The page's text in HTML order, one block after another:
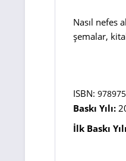
Nasıl nefes
şemalar,
ISBN:
Baskı Yılı:
İlk Baskı